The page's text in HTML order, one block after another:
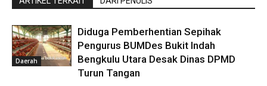
Daerah
Diduga Pemberhentian Sepihak
Pengurus BUMDes Bukit Indah
Bengkulu Utara Desak Dinas DPMD
Turun Tangan